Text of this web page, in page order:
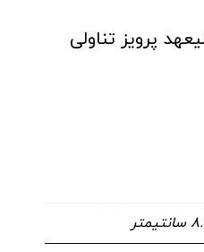
پرویز تناولی